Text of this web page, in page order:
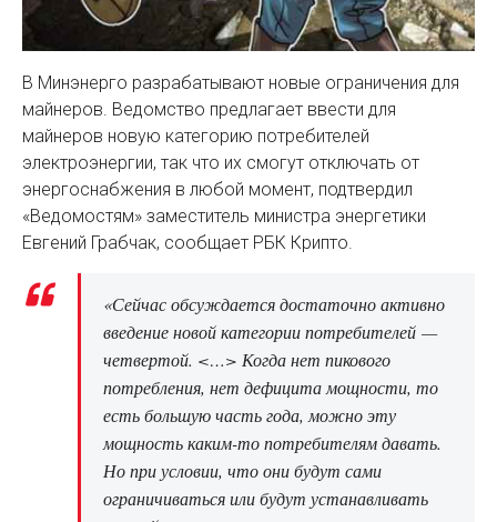
В Минэнерго разрабатывают новые ограничения для
майнеров. Ведомство предлагает ввести для
майнеров новую категорию потребителей
электроэнергии, так что их смогут отключать от
энергоснабжения в любой момент, подтвердил
«Ведомостям» заместитель министра энергетики
Евгений Грабчак, сообщает РБК Крипто.
«Сейчас обсуждается достаточно активно
введение новой категории потребителей —
четвертой. <…> Когда нет пикового
потребления, нет дефицита мощности, то
есть большую часть года, можно эту
мощность каким-то потребителям давать.
Но при условии, что они будут сами
ограничиваться или будут устанавливать